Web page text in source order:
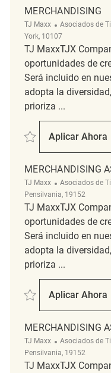
MERCHANDISING
TJ Maxx Categoría
Asociados de
York, 10107
TJ MaxxTJX
oportunidades de
Será incluido en
adopta la
prioriza ...
Salvar Merchandising
Aplicar Ahora
MERCHANDISING
TJ Maxx Categoría
Asociados de
Pensilvania, 19152
TJ MaxxTJX
oportunidades de
Será incluido en
adopta la
prioriza ...
Salvar Merchandising
Aplicar Ahora
MERCHANDISING
TJ Maxx Categoría
Asociados de
Pensilvania, 19152
TJ MaxxTJX